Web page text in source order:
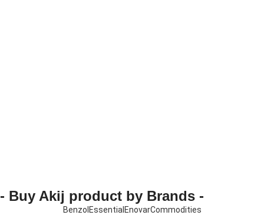
- Buy Akij product by Brands -
BenzolEssentialEnovarCommodities